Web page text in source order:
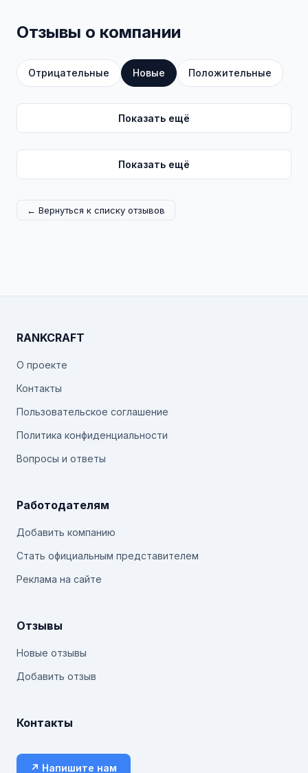
Отзывы о компании
Отрицательные Новые Положительные
Показать ещё
Показать ещё
← Вернуться к списку отзывов
RANKCRAFT
О проекте
Контакты
Пользовательское соглашение
Политика конфиденциальности
Вопросы и ответы
Работодателям
Добавить компанию
Стать официальным представителем
Реклама на сайте
Отзывы
Новые отзывы
Добавить отзыв
Контакты
↗ Напишите нам